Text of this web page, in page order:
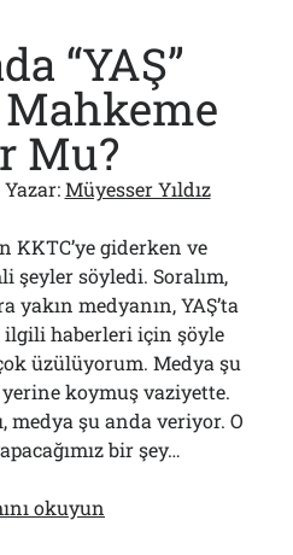
“YAŞ”
Mu?
Yazar:Müyesser Yıldız
KKTC’ye giderken ve
şeyler söyledi. Soralım,
yakın medyanın, YAŞ’ta
haberleri için şöyle
üzülüyorum. Medya şu
koymuş vaziyette.
medya şu anda veriyor. O
bir şey…
okuyun